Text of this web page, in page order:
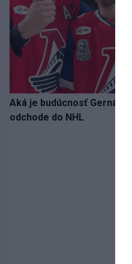
Aká je budúcnosť Gernáta
odchode do NHL